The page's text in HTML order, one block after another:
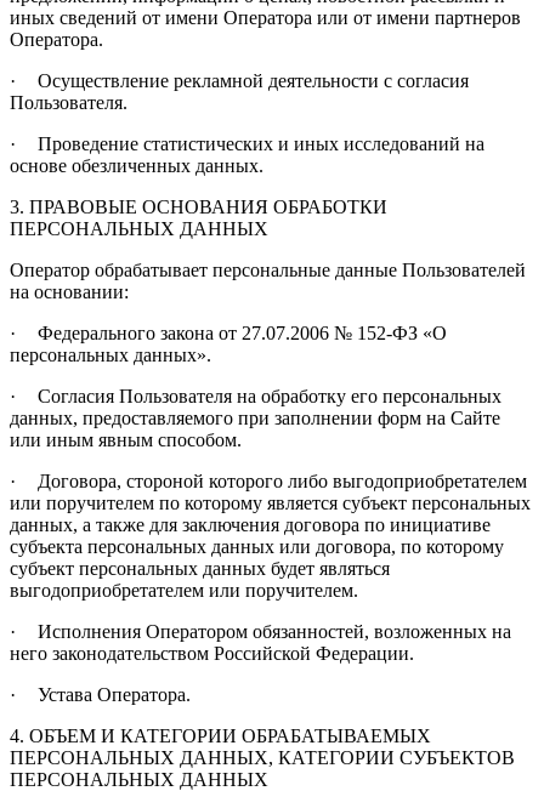
иных сведений от имени Оператора или от имени партнеров
Оператора.
·
Осуществление рекламной деятельности с согласия
Пользователя.
·
Проведение статистических и иных исследований на
основе обезличенных данных.
3. ПРАВОВЫЕ ОСНОВАНИЯ ОБРАБОТКИ
ПЕРСОНАЛЬНЫХ ДАННЫХ
Оператор обрабатывает персональные данные Пользователей
на основании:
·
Федерального закона от 27.07.2006 № 152-ФЗ «О
персональных данных».
·
Согласия Пользователя на обработку его персональных
данных, предоставляемого при заполнении форм на Сайте
или иным явным способом.
·
Договора, стороной которого либо выгодоприобретателем
или поручителем по которому является субъект персональных
данных, а также для заключения договора по инициативе
субъекта персональных данных или договора, по которому
субъект персональных данных будет являться
выгодоприобретателем или поручителем.
·
Исполнения Оператором обязанностей, возложенных на
него законодательством Российской Федерации.
·
Устава Оператора.
4. ОБЪЕМ И КАТЕГОРИИ ОБРАБАТЫВАЕМЫХ
ПЕРСОНАЛЬНЫХ ДАННЫХ, КАТЕГОРИИ СУБЪЕКТОВ
ПЕРСОНАЛЬНЫХ ДАННЫХ